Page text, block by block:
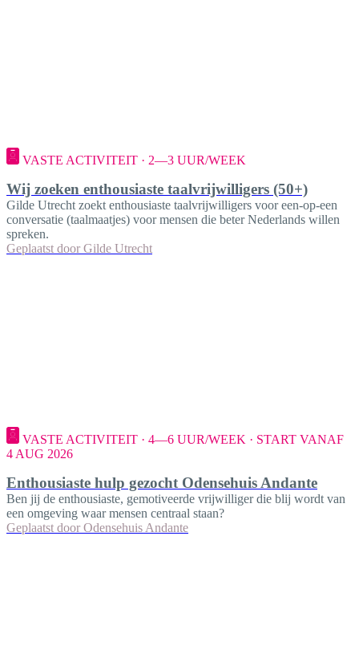
VASTE ACTIVITEIT · 2—3 UUR/WEEK
Wij zoeken enthousiaste taalvrijwilligers (50+)
Gilde Utrecht zoekt enthousiaste taalvrijwilligers voor een-op-een
conversatie (taalmaatjes) voor mensen die beter Nederlands willen
spreken.
Geplaatst door Gilde Utrecht
VASTE ACTIVITEIT · 4—6 UUR/WEEK · START VANAF
4 AUG 2026
Enthousiaste hulp gezocht Odensehuis Andante
Ben jij de enthousiaste, gemotiveerde vrijwilliger die blij wordt van
een omgeving waar mensen centraal staan?
Geplaatst door Odensehuis Andante